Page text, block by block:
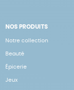
NOS PRODUITS
Notre collection
Beauté
Épicerie
Jeux